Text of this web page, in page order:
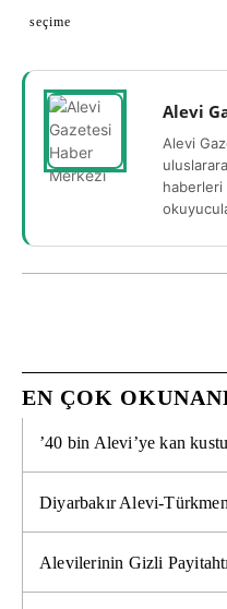
seçime
Alevi
Alevi
haberleri
EN ÇOK
’40 bin Alevi’ye kan
Diyarbakır Alevi-
Alevilerinin Gizli